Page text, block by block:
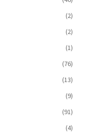
(2)
(2)
(1)
(76)
(13)
(9)
(91)
(4)